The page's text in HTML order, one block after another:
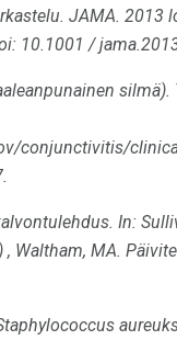
JAMA. 2013
10.1001 /
silmä).
conjunctivitis/
In:
, Waltham, MA.